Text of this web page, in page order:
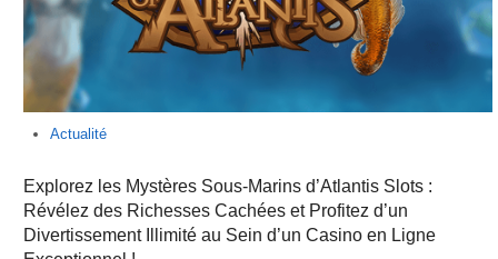
Actualité
Explorez les Mystères Sous-Marins d’Atlantis Slots :
Révélez des Richesses Cachées et Profitez d’un
Divertissement Illimité au Sein d’un Casino en Ligne